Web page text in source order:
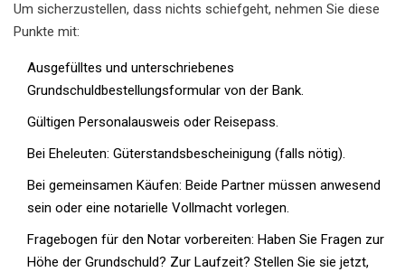
Um sicherzustellen, dass nichts schiefgeht, nehmen Sie diese
Punkte mit:
Ausgefülltes und unterschriebenes
Grundschuldbestellungsformular von der Bank.
Gültigen Personalausweis oder Reisepass.
Bei Eheleuten: Güterstandsbescheinigung (falls nötig).
Bei gemeinsamen Käufen: Beide Partner müssen anwesend
sein oder eine notarielle Vollmacht vorlegen.
Fragebogen für den Notar vorbereiten: Haben Sie Fragen zur
Höhe der Grundschuld? Zur Laufzeit? Stellen Sie sie jetzt,